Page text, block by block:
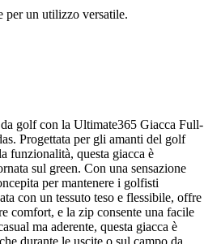
per un utilizzo versatile.
golf con la Ultimate365 Giacca Full-
Progettata per gli amanti del golf
funzionalità, questa giacca è
sul green. Con una sensazione
per mantenere i golfisti
con un tessuto teso e flessibile, offre
comfort, e la zip consente una facile
ma aderente, questa giacca è
durante le uscite o sul campo da